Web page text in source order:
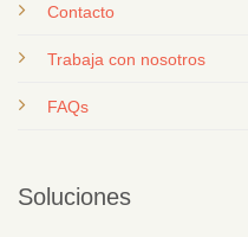
Contacto
Trabaja con nosotros
FAQs
Soluciones